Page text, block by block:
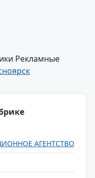
Рекламные
АГЕНТСТВО